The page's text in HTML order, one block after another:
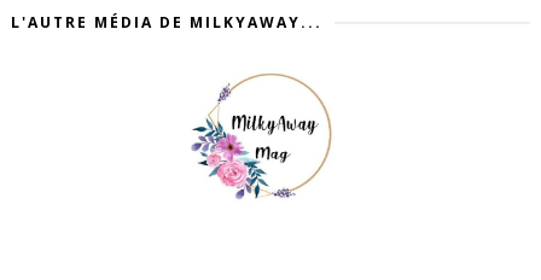
L'AUTRE MÉDIA DE MILKYAWAY...